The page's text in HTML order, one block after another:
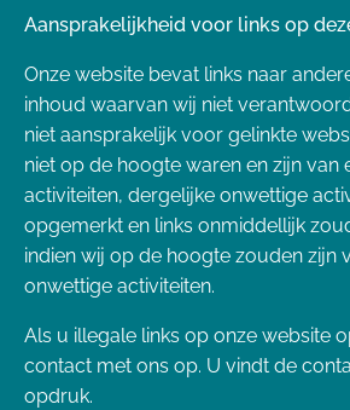
Aansprakelijkheid voor links op
Onze website bevat links naar
inhoud waarvan wij niet
niet aansprakelijk voor gelinkte
niet op de hoogte waren en zijn van
activiteiten, dergelijke onwettige
opgemerkt en links onmiddellijk
indien wij op de hoogte zouden zijn
onwettige activiteiten.
Als u illegale links op onze website
contact met ons op. U vindt de
opdruk.